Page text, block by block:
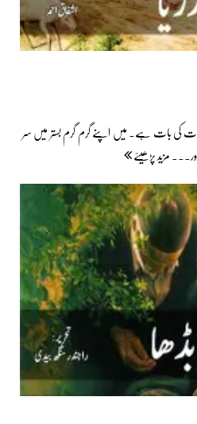
کی بات ہے۔ میں اپنے گرم گرم بستر میں سر
مزید پڑھیئے